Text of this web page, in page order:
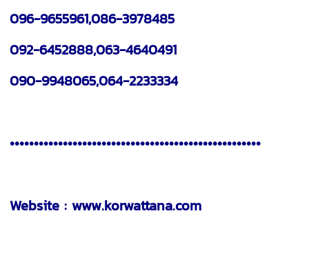
096-9655961,086-3978485
092-6452888,063-4640491
090-9948065,064-2233334
••••••••••••••••••••••••••••••••••••••••••••••••••••
Website : www.korwattana.com